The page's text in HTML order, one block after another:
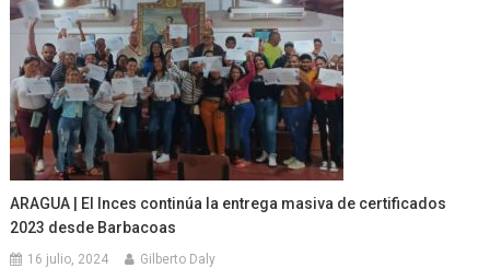
ARAGUA | El Inces continúa la entrega masiva de certificados
2023 desde Barbacoas
16 julio, 2024 Gilberto Daly